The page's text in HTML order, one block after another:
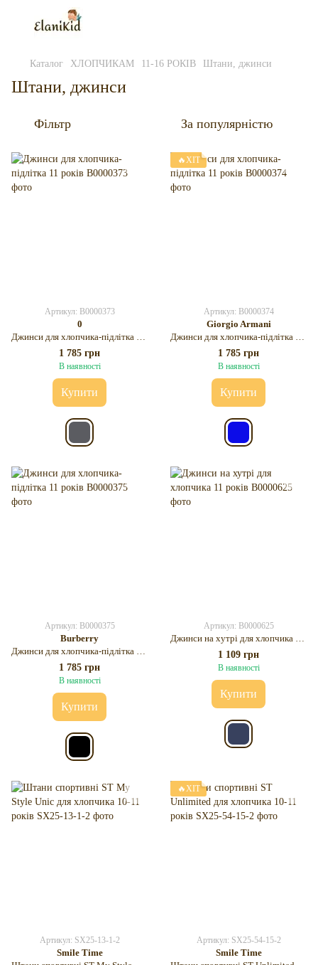
Каталог ХЛОПЧИКАМ 11-16 РОКІВ Штани, джинси
Штани, джинси
Фільтр За популярністю
Артикул: B0000373
0
Джинси для хлопчика-підлітка 11 років
1 785 грн
В наявності
Купити
🔥ХІТ
Артикул: B0000374
Giorgio Armani
Джинси для хлопчика-підлітка 11 років
1 785 грн
В наявності
Купити
Артикул: B0000375
Burberry
Джинси для хлопчика-підлітка 11 років
1 785 грн
В наявності
Купити
Артикул: B0000625
Джинси на хутрі для хлопчика 11 років
1 109 грн
В наявності
Купити
Артикул: SX25-13-1-2
Smile Time
🔥ХІТ
Артикул: SX25-54-15-2
Smile Time